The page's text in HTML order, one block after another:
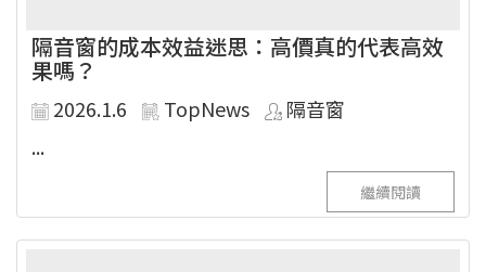
隔音窗的成本效益迷思：高價真的代表高效
果嗎？
2026.1.6 TopNews
隔音窗
...
繼續閱讀